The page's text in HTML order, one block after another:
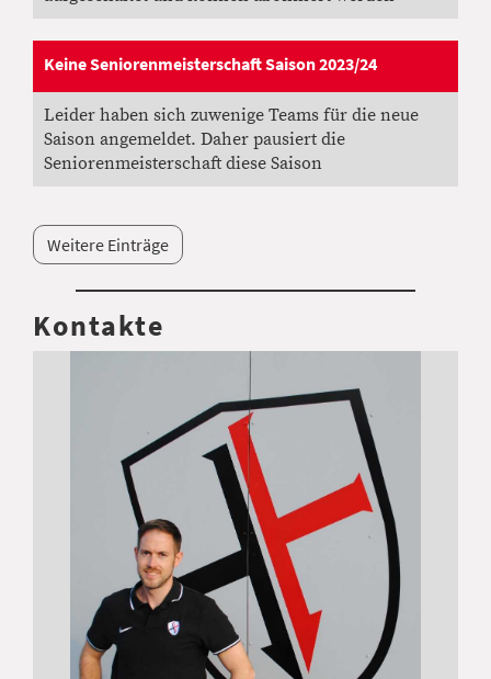
Keine Seniorenmeisterschaft Saison 2023/24
Leider haben sich zuwenige Teams für die neue
Saison angemeldet. Daher pausiert die
Seniorenmeisterschaft diese Saison
Weitere Einträge
Kontakte